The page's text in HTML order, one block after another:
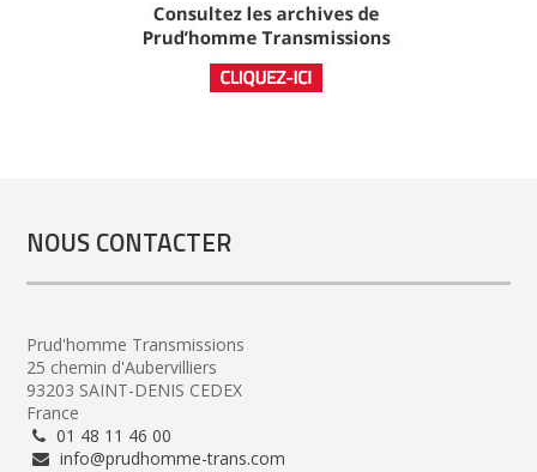
NOUS CONTACTER
Prud'homme Transmissions
25 chemin d'Aubervilliers
93203 SAINT-DENIS CEDEX
France
01 48 11 46 00
info@prudhomme-trans.com